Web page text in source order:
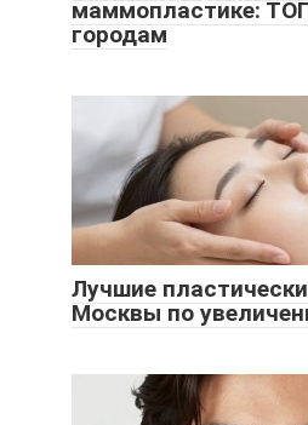
маммопластике:
городам
Лучшие
Москвы по